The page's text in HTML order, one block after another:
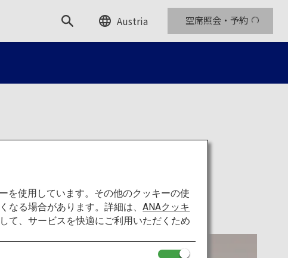
Austria 空席照会・予約
ラム
を使用しています。その他のクッキーの使
なる場合があります。詳細は、ANAクッキ
て、サービスを快適にご利用いただくため